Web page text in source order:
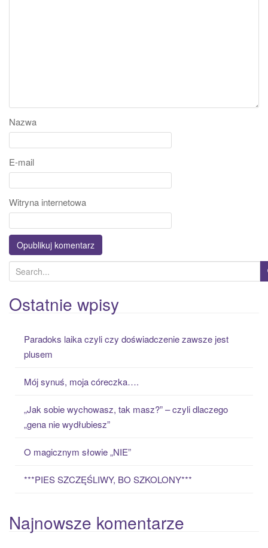
Nazwa
E-mail
Witryna internetowa
e
a
r
Ostatnie wpisy
Paradoks laika czyli czy doświadczenie zawsze jest
plusem
Mój synuś, moja córeczka….
„Jak sobie wychowasz, tak masz?” – czyli dlaczego
„gena nie wydłubiesz”
O magicznym słowie „NIE”
***PIES SZCZĘŚLIWY, BO SZKOLONY***
Najnowsze komentarze